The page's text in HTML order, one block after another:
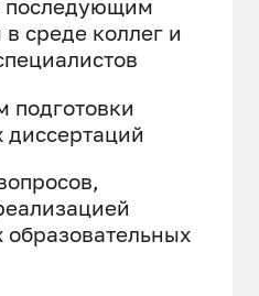
последующим
среде коллег и
подготовки
диссертаций
образовательных